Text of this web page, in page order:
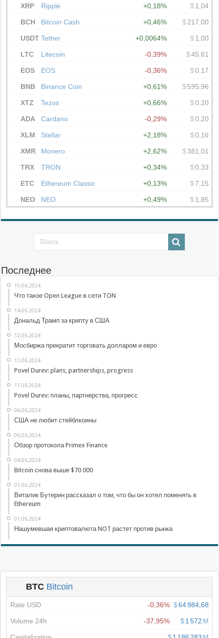
Последнее
15.06.2024
Что такое Open League в сети TON
14.06.2024
Дональд Трамп за крипту в США
12.06.2024
Мосбиржа прекратит торговать долларом и евро
11.06.2024
Povel Durev: plans, partnerships, progress
11.06.2024
Povel Durev: планы, партнерства, прогресс
06.06.2024
США не любит стейблкоины
06.06.2024
Обзор протокола Primex Finance
04.06.2024
Bitcoin снова выше $70 000
01.06.2024
Виталик Бутерин рассказал о том, что бы он хотел поменять в
Ethereum
01.06.2024
Нашумевшая криптовалюта NOT растет против рынка